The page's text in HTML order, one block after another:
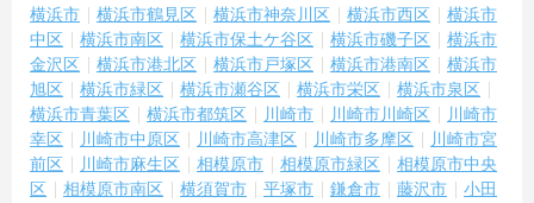
横浜市 横浜市鶴見区 横浜市神奈川区 横浜市西区
横浜市
中区
横浜市南区 横浜市保土ケ谷区 横浜市磯子区
横浜市
金沢区
横浜市港北区 横浜市戸塚区 横浜市港南区
横浜市
旭区
横浜市緑区 横浜市瀬谷区 横浜市栄区
横浜市泉区
横浜市青葉区
横浜市都筑区 川崎市 川崎市川崎区
川崎市
幸区
川崎市中原区 川崎市高津区 川崎市多摩区
川崎市宮
前区
川崎市麻生区 相模原市 相模原市緑区
相模原市中央
区
相模原市南区 横須賀市 平塚市 鎌倉市 藤沢市
小田